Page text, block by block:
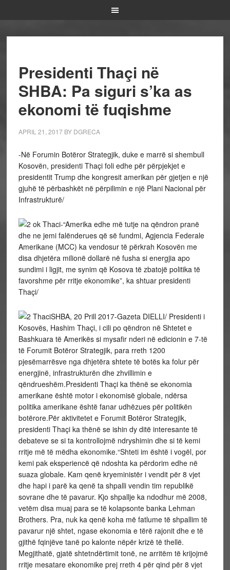
Presidenti Thaçi në
SHBA: Pa siguri s’ka as
ekonomi të fuqishme
APRIL 21, 2017BY DGRECA
-Në Forumin Botëror Strategjik, duke e marrë si shembull
Kosovën, presidenti Thaçi foli edhe për përpjekjet e
presidentit Trump dhe kongresit amerikan për gjetjen e një
gjuhë të përbashkët në përpilimin e një Plani Nacional për
Infrastrukturë/
-“Amerika edhe më tutje na qëndron pranë
dhe ne jemi falënderues që së fundmi, Agjencia Federale
Amerikane (MCC) ka vendosur të përkrah Kosovën me
disa dhjetëra milionë dollarë në fusha si energjia apo
sundimi i ligjit, me synim që Kosova të zbatojë politika të
favorshme për rritje ekonomike”, ka shtuar presidenti
Thaçi/
SHBA, 20 Prill 2017-Gazeta DIELLI/ Presidenti i
Kosovës, Hashim Thaçi, i cili po qëndron në Shtetet e
Bashkuara të Amerikës si mysafir nderi në edicionin e 7-të
të Forumit Botëror Strategjik, para rreth 1200
pjesëmarrësve nga dhjetëra shtete të botës ka folur për
energjinë, infrastrukturën dhe zhvillimin e
qëndrueshëm.Presidenti Thaçi ka thënë se ekonomia
amerikane është motor i ekonomisë globale, ndërsa
politika amerikane është fanar udhëzues për politikën
botërore.Për aktivitetet e Forumit Botëror Strategjik,
presidenti Thaçi ka thënë se ishin dy ditë interesante të
debateve se si ta kontrollojmë ndryshimin dhe si të kemi
rritje më të mëdha ekonomike.“Shteti im është i vogël, por
kemi pak eksperiencë që ndoshta ka përdorim edhe në
suaza globale. Kam qenë kryeministër i vendit për 8 vjet
dhe hapi i parë ka qenë ta shpalli vendin tim republikë
sovrane dhe të pavarur. Kjo shpallje ka ndodhur më 2008,
vetëm disa muaj para se të kolapsonte banka Lehman
Brothers. Pra, nuk ka qenë koha më fatlume të shpallim të
pavarur një shtet, ngase ekonomia e tërë rajonit dhe e të
gjithë fqinjëve tanë po kalonte nëpër krizë të thellë.
Megjithatë, gjatë shtetndërtimit tonë, ne arritëm të krijojmë
rritje mesatare ekonomike prej rreth 4 për qind për 8 vjet